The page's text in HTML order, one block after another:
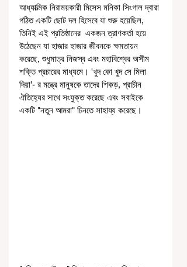
আধ্যাত্মিক নিরাময়কারী মিসেস মনিকা সিংগাল দ্বারা
গঠিত একটি ছোট দল হিসেবে যা শুরু হয়েছিল,
তিনিই এই প্রতিষ্ঠানের  একজন ত্রাণকর্তা হয়ে
উঠেছেন যা হাজার হাজার জীবনকে ক্ষমতায়ন
করেছে, শুধুমাত্র নিজস্ব এবং মহাবিশ্বের অসীম
শক্তি প্রচারের মাধ্যমে। 'খুদ কো খুদ সে মিলা
দিয়া'- র মন্ত্রে মানুষকে তাদের শিকড়, প্রাচীন
ঐতিহ্যের সাথে সংযুক্ত করেছে এবং সবাইকে
একটি "নতুন আমরা" চিনতে সাহায্য করেছে।